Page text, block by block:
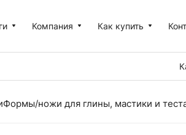
Компания Как купить
Формы/ножи для глины, мастики и